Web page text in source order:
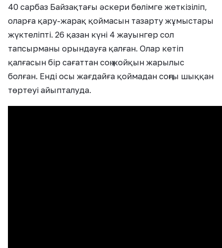
40 сарбаз Байзақтағы әскери бөлімге жеткізіліп,
оларға қару-жарақ қоймасын тазарту жұмыстары
жүктеліпті. 26 қазан күні 4 жауынгер сол
тапсырманы орындауға қалған. Олар кетіп
қалғасын бір сағаттан соң жойқын жарылыс
болған. Енді осы жағдайға қоймадан соңғы шыққан
төртеуі айыпталуда.